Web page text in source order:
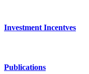
Investment Incentves
Publications